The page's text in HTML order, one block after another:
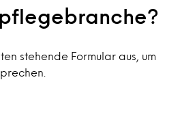
stehende Formular aus, um